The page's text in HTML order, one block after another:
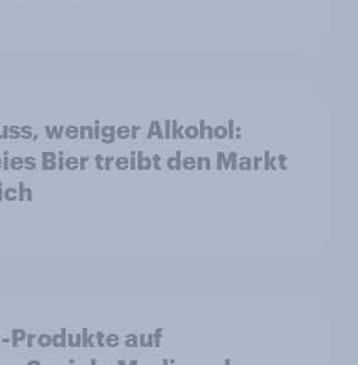
weniger Alkohol:
Bier treibt den Markt
Produkte auf